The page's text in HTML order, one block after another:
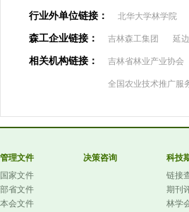
行业外单位链接： 北华大学林学院
森工企业链接： 吉林森工集团 延
相关机构链接： 吉林省林业产业协会
全国农业技术推广服
管理文件
国家文件
部省文件
本会文件
决策咨询
科技
链接
期刊
林学